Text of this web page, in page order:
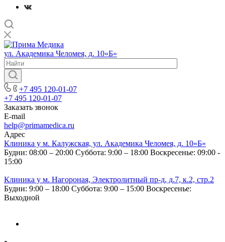
ул. Академика Челомея, д. 10«Б»
+7 495 120-01-07
+7 495 120-01-07
Заказать звонок
E-mail
help@primamedica.ru
Адрес
Клиника у м. Калужская, ул. Академика Челомея, д. 10«Б»
Будни: 08:00 – 20:00 Суббота: 9:00 – 18:00 Воскресенье: 09:00 -
15:00
Клиника у м. Нагороная, Электролитный пр-д, д.7, к.2, стр.2
Будни: 9:00 – 18:00 Суббота: 9:00 – 15:00 Воскресенье:
Выходной